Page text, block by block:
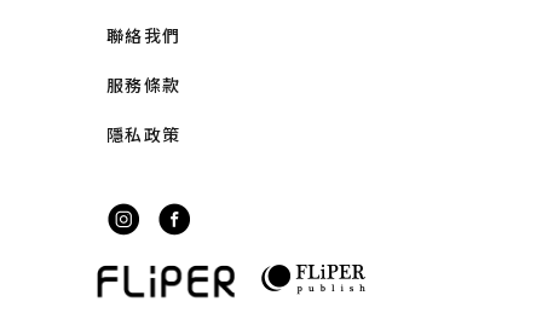
聯絡我們
服務條款
隱私政策